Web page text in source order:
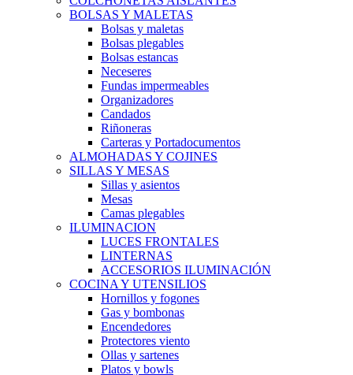
BOLSAS Y MALETAS
Bolsas y maletas
Bolsas plegables
Bolsas estancas
Neceseres
Fundas impermeables
Organizadores
Candados
Riñoneras
Carteras y Portadocumentos
ALMOHADAS Y COJINES
SILLAS Y MESAS
Sillas y asientos
Mesas
Camas plegables
ILUMINACION
LUCES FRONTALES
LINTERNAS
ACCESORIOS ILUMINACIÓN
COCINA Y UTENSILIOS
Hornillos y fogones
Gas y bombonas
Encendedores
Protectores viento
Ollas y sartenes
Platos y bowls